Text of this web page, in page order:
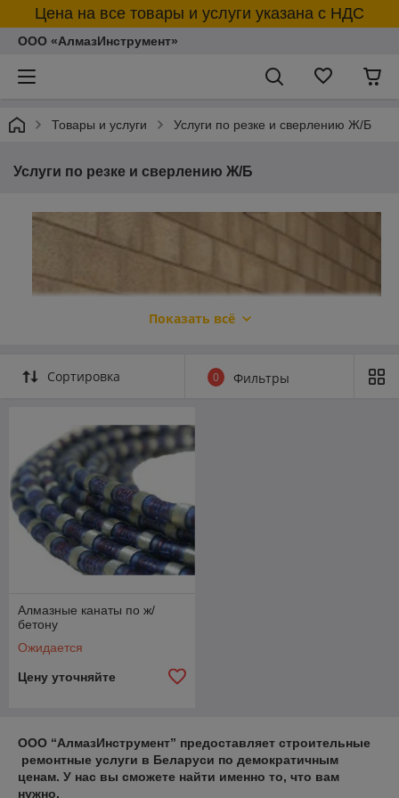
Цена на все товары и услуги указана с НДС
ООО «АлмазИнструмент»
Товары и услуги Услуги по резке и сверлению Ж/Б
Услуги по резке и сверлению Ж/Б
ремонтные услуги в Беларуси по демократичным
ценам. У нас вы сможете найти именно то, что вам
нужно.
Показать всё
Сортировка 0 Фильтры
Алмазные канаты по ж/
бетону
Ожидается
Цену уточняйте
ООО “АлмазИнструмент” предоставляет строительные
ремонтные услуги в Беларуси по демократичным
ценам. У нас вы сможете найти именно то, что вам
нужно.